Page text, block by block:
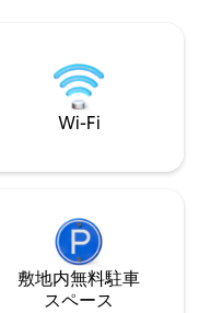
Wi-Fi
敷地内無料駐⁠車
ス⁠ペ⁠ー⁠ス